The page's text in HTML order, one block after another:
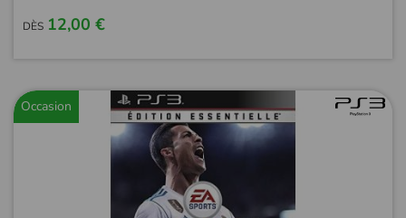
DÈS 12,00 €
Occasion